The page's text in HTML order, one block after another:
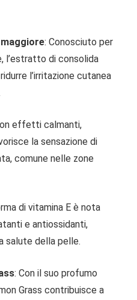
: Conosciuto per
l’estratto di consolida
l’irritazione cutanea
effetti calmanti,
la sensazione di
comune nelle zone
di vitamina E è nota
e antiossidanti,
salute della pelle.
: Con il suo profumo
Grass contribuisce a